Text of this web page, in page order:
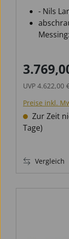
- Nils
UVP 4.622,00
Preise inkl.
Zur Zeit
Tage)
Vergleich